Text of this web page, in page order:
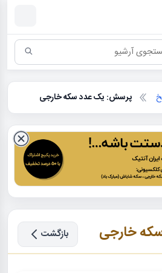
شناسی
پرسش: یک عدد سکه خارجی
خارجی بازگشت